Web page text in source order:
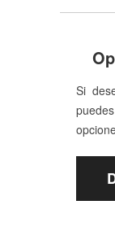
Si